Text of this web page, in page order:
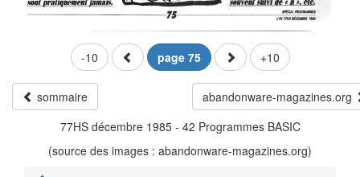
-10 page 75 +10
sommaire
abandonware-magazines.org
77HS décembre 1985 - 42 Programmes BASIC
(source des images : abandonware-magazines.org)